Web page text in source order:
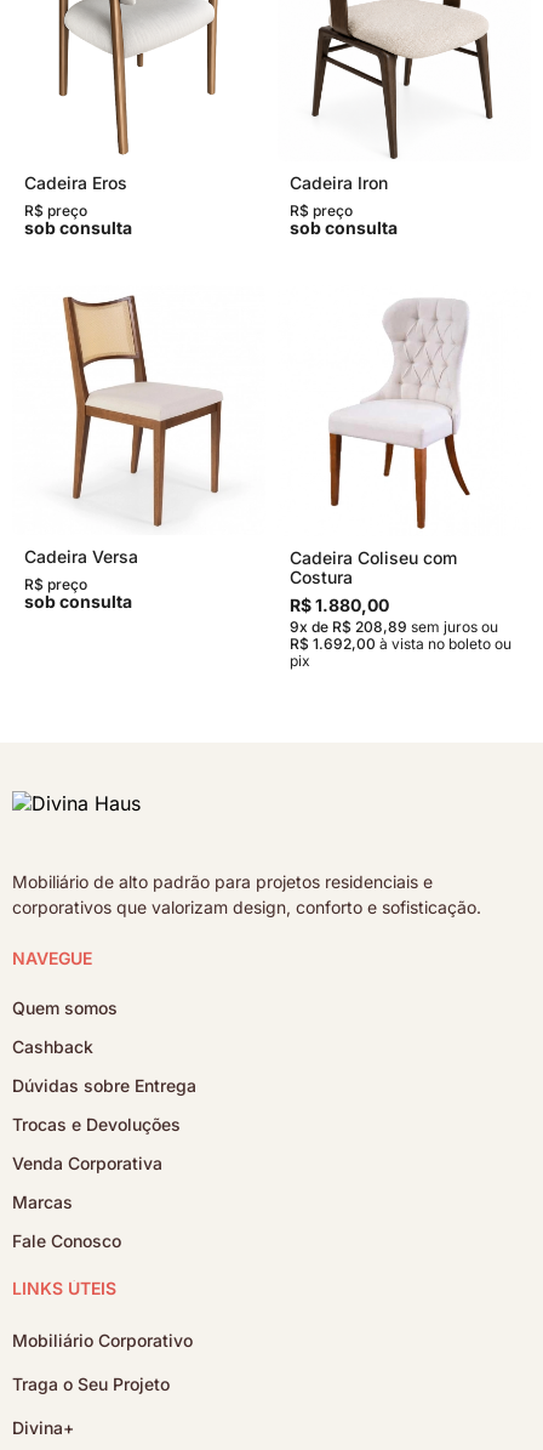
Cadeira Eros
R$ preço
sob consulta
Cadeira Iron
R$ preço
sob consulta
Cadeira Versa
R$ preço
sob consulta
Cadeira Coliseu com
Costura
R$ 1.880,00
9x de R$ 208,89 sem juros ou
R$ 1.692,00 à vista no boleto ou
pix
Mobiliário de alto padrão para projetos residenciais e
corporativos que valorizam design, conforto e sofisticação.
NAVEGUE
Quem somos
Cashback
Dúvidas sobre Entrega
Trocas e Devoluções
Venda Corporativa
Marcas
Fale Conosco
LINKS ÚTEIS
Mobiliário Corporativo
Traga o Seu Projeto
Divina+